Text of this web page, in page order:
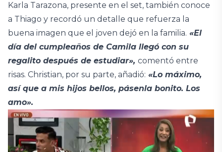
Karla Tarazona, presente en el set, también conoce
a Thiago y recordó un detalle que refuerza la
buena imagen que el joven dejó en la familia. «El
día del cumpleaños de Camila llegó con su
regalito después de estudiar», comentó entre
risas. Christian, por su parte, añadió: «Lo máximo,
así que a mis hijos bellos, pásenla bonito. Los
amo».